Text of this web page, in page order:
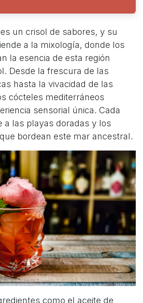
un crisol de sabores, y su
a la mixología, donde los
la esencia de esta región
Desde la frescura de las
hasta la vivacidad de las
cócteles mediterráneos
sensorial única. Cada
a las playas doradas y los
bordean este mar ancestral.
como el aceite de